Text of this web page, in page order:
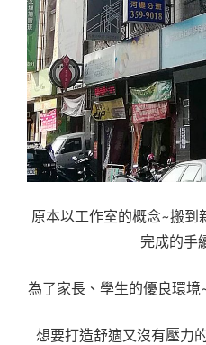
原本以工作室的概念~搬到
完成的手
為了家長、學生的優良環
想要打造舒適又沒有壓力